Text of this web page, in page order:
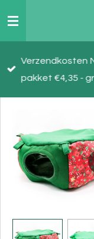
Ga
de
hoofdinhoud
Verzendkosten
pakket €4,35 -